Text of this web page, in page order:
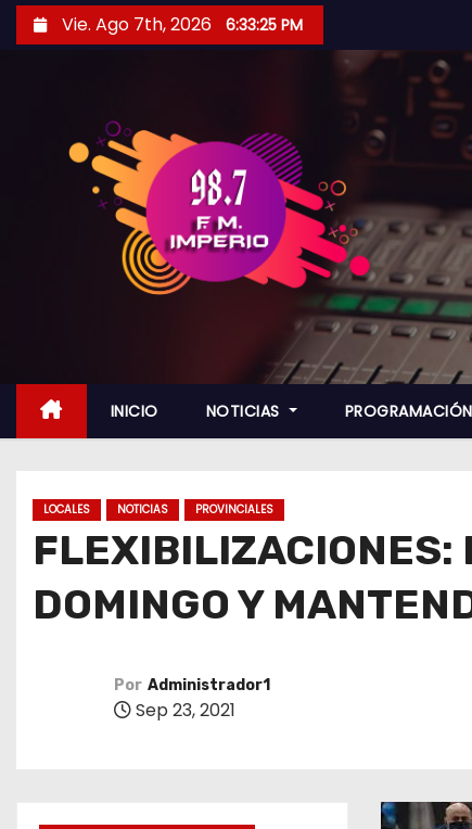
i
Vie. Ago 7th, 2026 6:33:26 PM
INICIO NOTICIAS PROGRAMACIÓN
LOCALES NOTICIAS PROVINCIALES
FLEXIBILIZACIONES:
DOMINGO Y
Por Administrador1
Sep 23, 2021